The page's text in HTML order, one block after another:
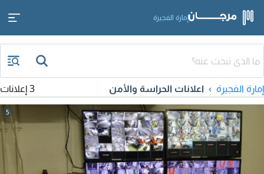
إمارة الفجيرة
إمارة الفجيرة اعلانات الحراسة والأمن 3 إعلانات
5